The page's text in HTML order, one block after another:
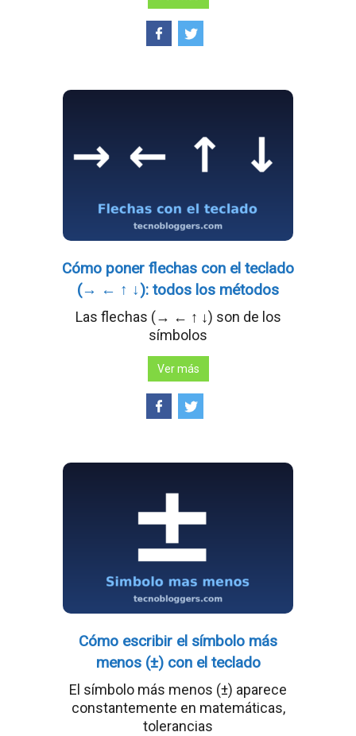
Cómo poner flechas con el teclado
(→ ← ↑ ↓): todos los métodos
Las flechas (→ ← ↑ ↓) son de los
símbolos
Ver más
Cómo escribir el símbolo más
menos (±) con el teclado
El símbolo más menos (±) aparece
constantemente en matemáticas,
tolerancias